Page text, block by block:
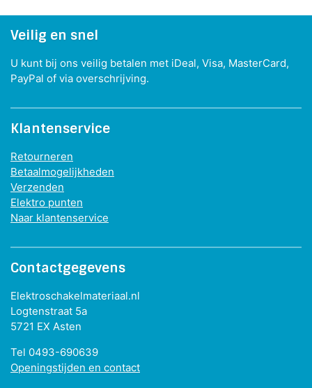
Veilig en snel
U kunt bij ons veilig betalen met iDeal, Visa, MasterCard,
PayPal of via overschrijving.
Klantenservice
Retourneren
Betaalmogelijkheden
Verzenden
Elektro punten
Naar klantenservice
Contactgegevens
Elektroschakelmateriaal.nl
Logtenstraat 5a
5721 EX Asten
Tel 0493-690639
Openingstijden en contact